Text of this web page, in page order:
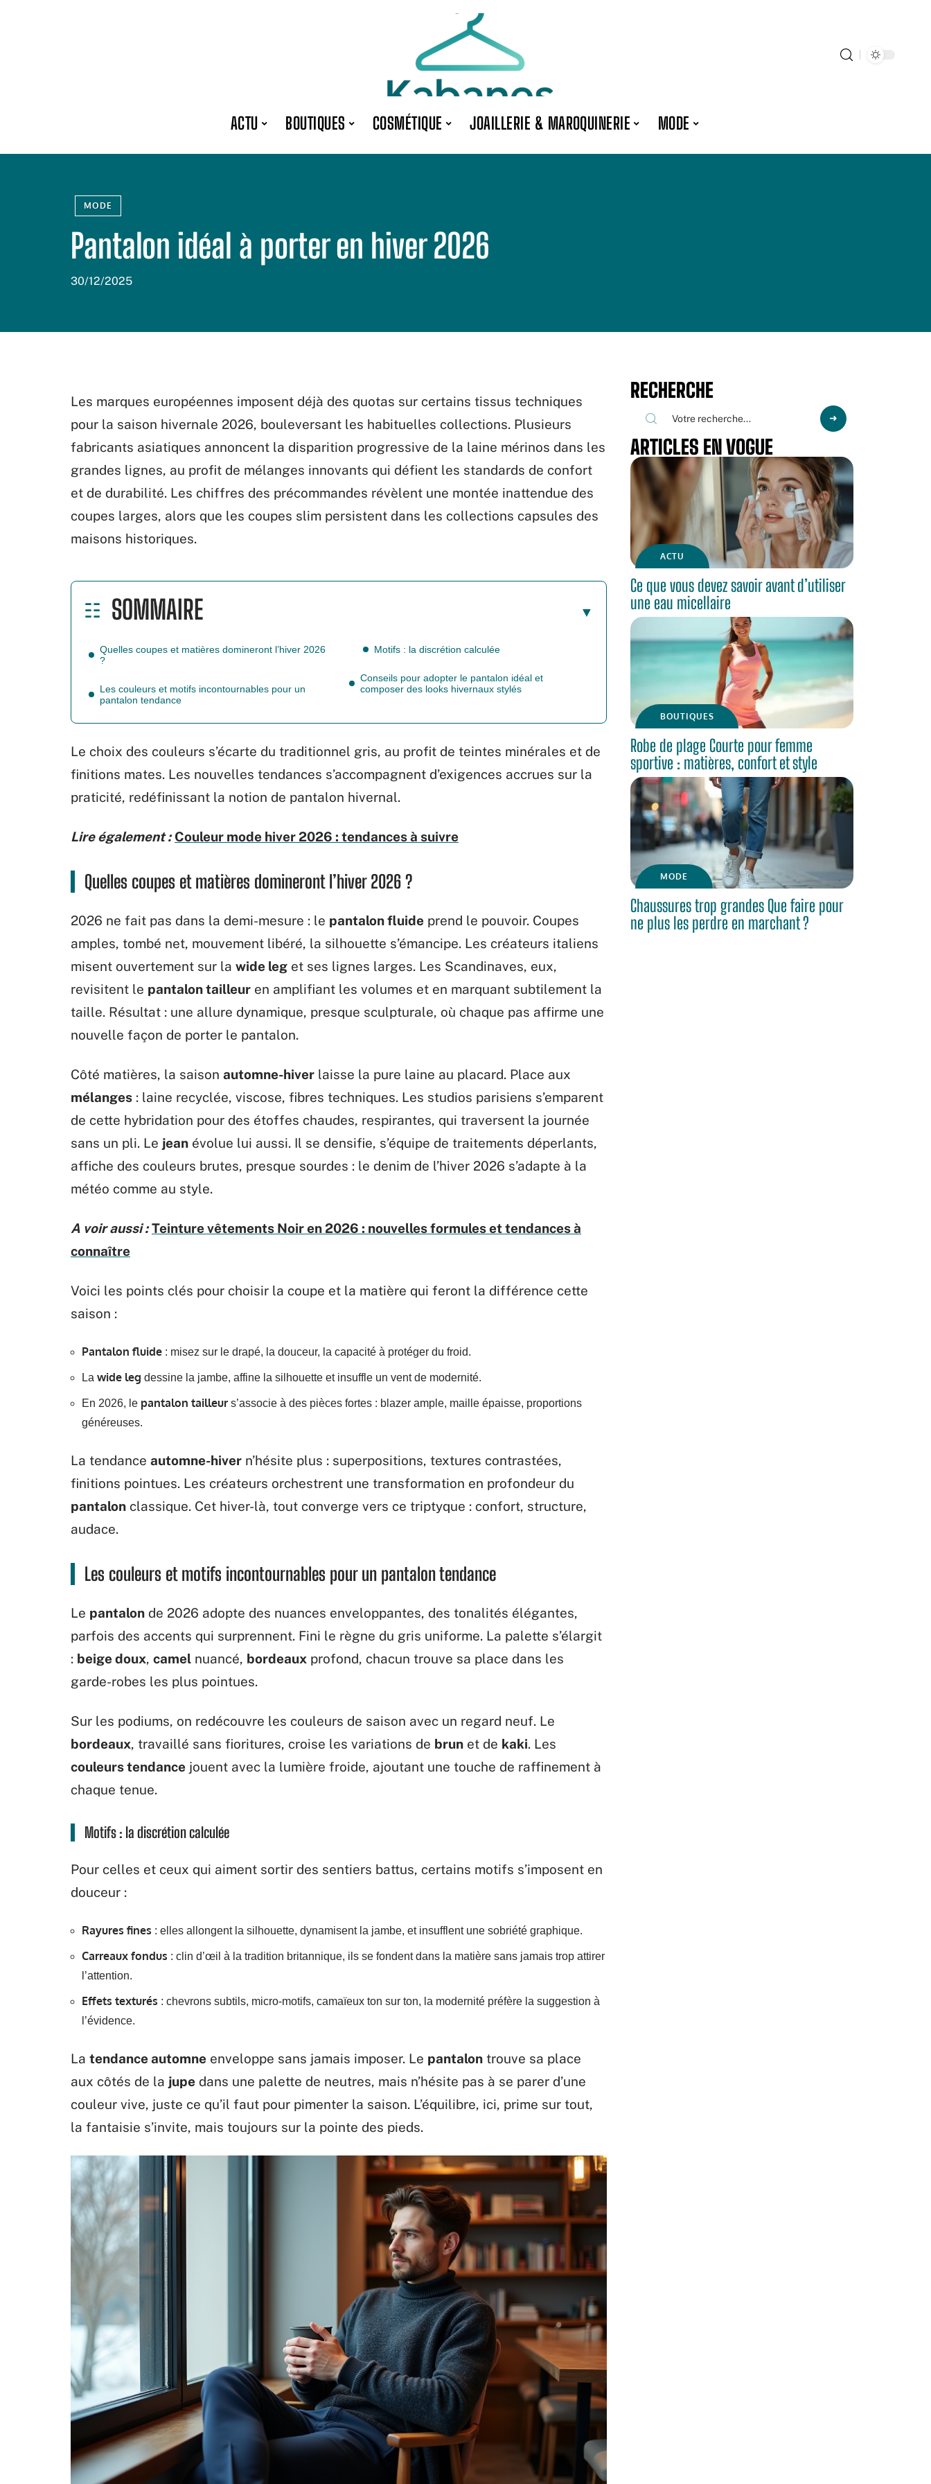
ACTU BOUTIQUES COSMÉTIQUE JOAILLERIE & MAROQUINERIE MODE
MODE
Pantalon idéal à porter en hiver 2026
30/12/2025
Les marques européennes imposent déjà des quotas sur certains tissus techniques
pour la saison hivernale 2026, bouleversant les habituelles collections. Plusieurs
fabricants asiatiques annoncent la disparition progressive de la laine mérinos dans les
grandes lignes, au profit de mélanges innovants qui défient les standards de confort
et de durabilité. Les chiffres des précommandes révèlent une montée inattendue des
coupes larges, alors que les coupes slim persistent dans les collections capsules des
maisons historiques.
SOMMAIRE
Quelles coupes et matières domineront l’hiver 2026
?
Les couleurs et motifs incontournables pour un
pantalon tendance
Motifs : la discrétion calculée
Conseils pour adopter le pantalon idéal et
composer des looks hivernaux stylés
Le choix des couleurs s’écarte du traditionnel gris, au profit de teintes minérales et de
finitions mates. Les nouvelles tendances s’accompagnent d’exigences accrues sur la
praticité, redéfinissant la notion de pantalon hivernal.
Lire également : Couleur mode hiver 2026 : tendances à suivre
Quelles coupes et matières domineront l’hiver 2026 ?
2026 ne fait pas dans la demi-mesure : le pantalon fluide prend le pouvoir. Coupes
amples, tombé net, mouvement libéré, la silhouette s’émancipe. Les créateurs italiens
misent ouvertement sur la wide leg et ses lignes larges. Les Scandinaves, eux,
revisitent le pantalon tailleur en amplifiant les volumes et en marquant subtilement la
taille. Résultat : une allure dynamique, presque sculpturale, où chaque pas affirme une
nouvelle façon de porter le pantalon.
Côté matières, la saison automne-hiver laisse la pure laine au placard. Place aux
mélanges : laine recyclée, viscose, fibres techniques. Les studios parisiens s’emparent
de cette hybridation pour des étoffes chaudes, respirantes, qui traversent la journée
sans un pli. Le jean évolue lui aussi. Il se densifie, s’équipe de traitements déperlants,
affiche des couleurs brutes, presque sourdes : le denim de l’hiver 2026 s’adapte à la
météo comme au style.
A voir aussi : Teinture vêtements Noir en 2026 : nouvelles formules et tendances à
connaître
Voici les points clés pour choisir la coupe et la matière qui feront la différence cette
saison :
Pantalon fluide : misez sur le drapé, la douceur, la capacité à protéger du froid.
La wide leg dessine la jambe, affine la silhouette et insuffle un vent de modernité.
En 2026, le pantalon tailleur s’associe à des pièces fortes : blazer ample, maille épaisse, proportions
généreuses.
La tendance automne-hiver n’hésite plus : superpositions, textures contrastées,
finitions pointues. Les créateurs orchestrent une transformation en profondeur du
pantalon classique. Cet hiver-là, tout converge vers ce triptyque : confort, structure,
audace.
Les couleurs et motifs incontournables pour un pantalon tendance
Le pantalon de 2026 adopte des nuances enveloppantes, des tonalités élégantes,
parfois des accents qui surprennent. Fini le règne du gris uniforme. La palette s’élargit
: beige doux, camel nuancé, bordeaux profond, chacun trouve sa place dans les
garde-robes les plus pointues.
Sur les podiums, on redécouvre les couleurs de saison avec un regard neuf. Le
bordeaux, travaillé sans fioritures, croise les variations de brun et de kaki. Les
couleurs tendance jouent avec la lumière froide, ajoutant une touche de raffinement à
chaque tenue.
Motifs : la discrétion calculée
Pour celles et ceux qui aiment sortir des sentiers battus, certains motifs s’imposent en
douceur :
Rayures fines : elles allongent la silhouette, dynamisent la jambe, et insufflent une sobriété graphique.
Carreaux fondus : clin d’œil à la tradition britannique, ils se fondent dans la matière sans jamais trop attirer
l’attention.
Effets texturés : chevrons subtils, micro-motifs, camaïeux ton sur ton, la modernité préfère la suggestion à
l’évidence.
La tendance automne enveloppe sans jamais imposer. Le pantalon trouve sa place
aux côtés de la jupe dans une palette de neutres, mais n’hésite pas à se parer d’une
couleur vive, juste ce qu’il faut pour pimenter la saison. L’équilibre, ici, prime sur tout,
la fantaisie s’invite, mais toujours sur la pointe des pieds.
RECHERCHE
ARTICLES EN VOGUE
ACTU
Ce que vous devez savoir avant d’utiliser
une eau micellaire
BOUTIQUES
Robe de plage Courte pour femme
sportive : matières, confort et style
MODE
Chaussures trop grandes Que faire pour
ne plus les perdre en marchant ?